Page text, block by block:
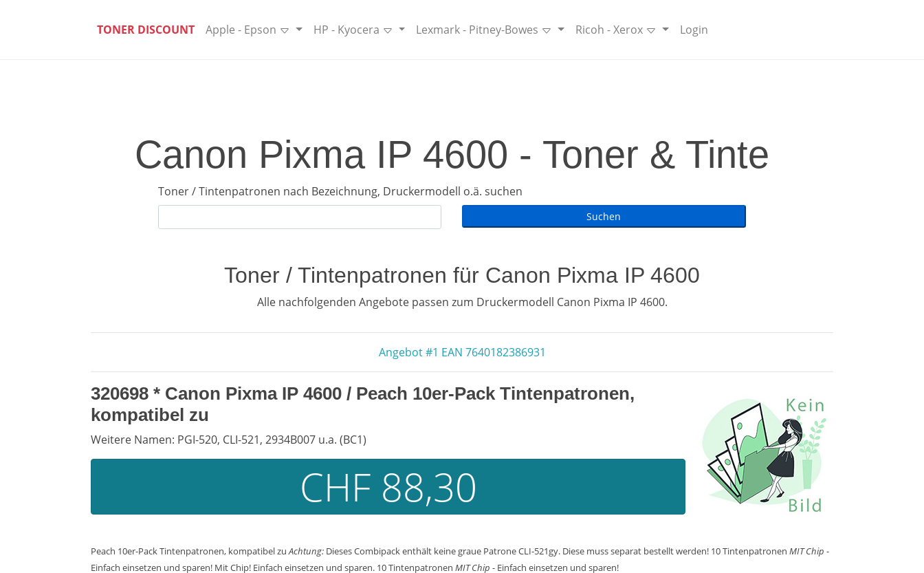
TONER DISCOUNT Apple - Epson HP - Kyocera Lexmark - Pitney-Bowes Ricoh - Xerox Login
Canon Pixma IP 4600 - Toner & Tinte
Toner / Tintenpatronen nach Bezeichnung, Druckermodell o.ä. suchen
Toner / Tintenpatronen für Canon Pixma IP 4600
Alle nachfolgenden Angebote passen zum Druckermodell Canon Pixma IP 4600.
Angebot #1 EAN 7640182386931
320698 * Canon Pixma IP 4600 / Peach 10er-Pack Tintenpatronen,
kompatibel zu
Weitere Namen: PGI-520, CLI-521, 2934B007 u.a. (BC1)
CHF 88,30
Peach 10er-Pack Tintenpatronen, kompatibel zuAchtung: Dieses Combipack enthält keine graue Patrone CLI-521gy. Diese muss separat bestellt werden! 10 Tintenpatronen MIT Chip -
Einfach einsetzen und sparen! Mit Chip! Einfach einsetzen und sparen. 10 Tintenpatronen MIT Chip - Einfach einsetzen und sparen!